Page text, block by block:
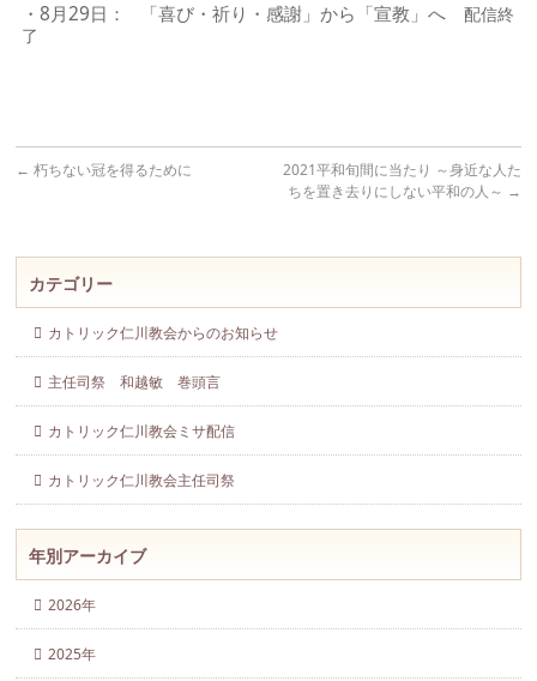
・8月29日： 「喜び・祈り・感謝」から「宣教」へ配信終
了
← 朽ちない冠を得るために
2021平和旬間に当たり ～身近な人た
ちを置き去りにしない平和の人～ →
カテゴリー
カトリック仁川教会からのお知らせ
主任司祭 和越敏 巻頭言
カトリック仁川教会ミサ配信
カトリック仁川教会主任司祭
年別アーカイブ
2026年
2025年